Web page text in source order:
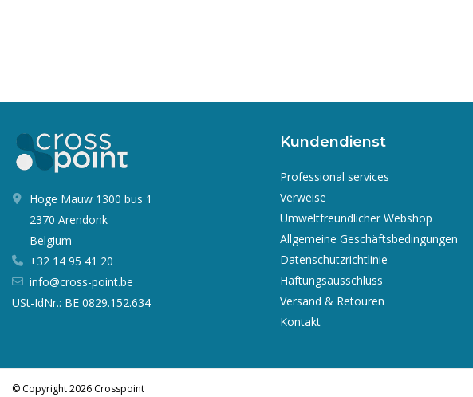
Hoge Mauw 1300 bus 1
2370 Arendonk
Belgium
+32 14 95 41 20
info@cross-point.be
USt-IdNr.: BE 0829.152.634
Kundendienst
Professional services
Verweise
Umweltfreundlicher Webshop
Allgemeine Geschäftsbedingungen
Datenschutzrichtlinie
Haftungsausschluss
Versand & Retouren
Kontakt
© Copyright 2026 Crosspoint